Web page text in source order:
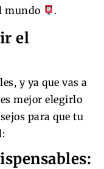
mundo
.
el
y ya que vas a
mejor elegirlo
para que tu